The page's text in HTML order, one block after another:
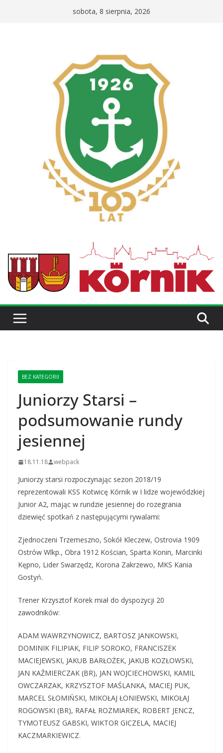
sobota, 8 sierpnia, 2026
BEZ KATEGORII
Juniorzy Starsi –
podsumowanie rundy
jesiennej
18.11.18 webpack
Juniorzy starsi rozpoczynając sezon 2018/19
reprezentowali KSS Kotwicę Kórnik w I lidze wojewódzkiej
Junior A2, mając w rundzie jesiennej do rozegrania
dziewięć spotkań z następującymi rywalami:
Zjednoczeni Trzemeszno, Sokół Kleczew, Ostrovia 1909
Ostrów Wlkp., Obra 1912 Kościan, Sparta Konin, Marcinki
Kępno, Lider Swarzędz, Korona Zakrzewo, MKS Kania
Gostyń.
Trener Krzysztof Korek miał do dyspozycji 20
zawodników:
ADAM WAWRZYNOWICZ, BARTOSZ JANKOWSKI,
DOMINIK FILIPIAK, FILIP SOROKO, FRANCISZEK
MACIEJEWSKI, JAKUB BARŁOŻEK, JAKUB KOZŁOWSKI,
JAN KAŹMIERCZAK (BR), JAN WOJCIECHOWSKI, KAMIL
OWCZARZAK, KRZYSZTOF MAŚLANKA, MACIEJ PUK,
MARCEL SŁOMIŃSKI, MIKOŁAJ ŁONIEWSKI, MIKOŁAJ
ROGOWSKI (BR), RAFAŁ ROZMIAREK, ROBERT JENCZ,
TYMOTEUSZ GABSKI, WIKTOR GICZELA, MACIEJ
KACZMARKIEWICZ.